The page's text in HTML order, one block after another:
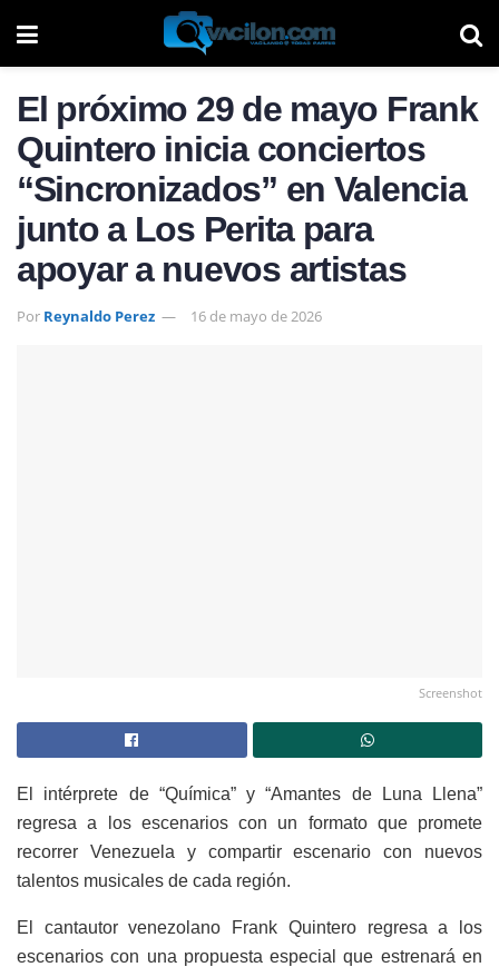
El próximo 29 de mayo Frank
Quintero inicia conciertos
“Sincronizados” en Valencia
junto a Los Perita para
apoyar a nuevos artistas
Por Reynaldo Perez 16 de mayo de 2026
Screenshot
El intérprete de “Química” y “Amantes de Luna Llena”
regresa a los escenarios con un formato que promete
recorrer Venezuela y compartir escenario con nuevos
talentos musicales de cada región.
El cantautor venezolano Frank Quintero regresa a los
escenarios con una propuesta especial que estrenará en